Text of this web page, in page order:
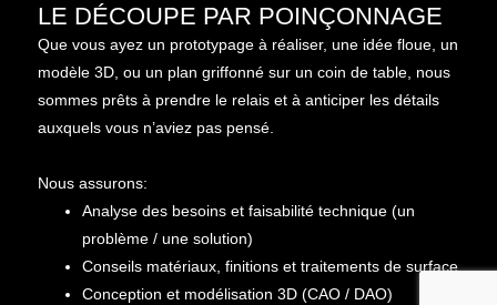
LE DÉCOUPE PAR POINÇONNAGE
Que vous ayez un prototypage à réaliser, une idée floue, un
modèle 3D, ou un plan griffonné sur un coin de table, nous
sommes prêts à prendre le relais et à anticiper les détails
auxquels vous n’aviez pas pensé.
Nous assurons:
Analyse des besoins et faisabilité technique (un
problème / une solution)
Conseils matériaux, finitions et traitements de surface
Conception et modélisation 3D (CAO / DAO)